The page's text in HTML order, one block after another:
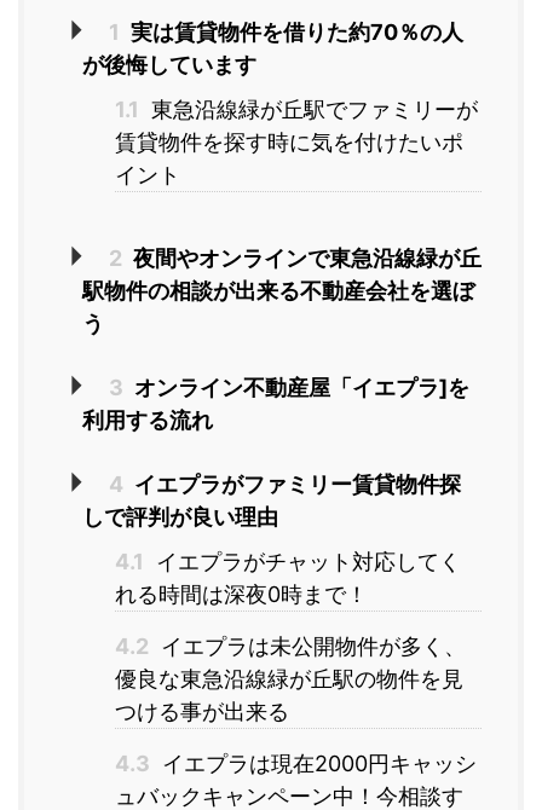
1 実は賃貸物件を借りた約70％の人
が後悔しています
1.1 東急沿線緑が丘駅でファミリーが
賃貸物件を探す時に気を付けたいポ
イント
2 夜間やオンラインで東急沿線緑が丘
駅物件の相談が出来る不動産会社を選ぼ
う
3 オンライン不動産屋「イエプラ]を
利用する流れ
4 イエプラがファミリー賃貸物件探
しで評判が良い理由
4.1
イエプラがチャット対応してく
れる時間は深夜0時まで！
4.2
イエプラは未公開物件が多く、
優良な東急沿線緑が丘駅の物件を見
つける事が出来る
4.3
イエプラは現在2000円キャッシ
ュバックキャンペーン中！今相談す